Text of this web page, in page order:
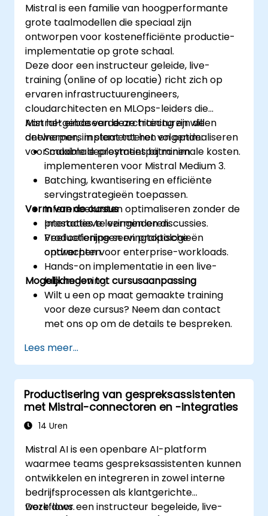
Mistral is een familie van hoogperformante
grote taalmodellen die speciaal zijn
ontworpen voor kostenefficiënte productie-
implementatie op grote schaal.
Deze door een instructeur geleide, live-
training (online of op locatie) richt zich op
ervaren infrastructuurengineers,
cloudarchitecten en MLOps-leiders die
Mistral-gebaseerde architecturen willen
ontwerpen, implementeren en optimaliseren
voor maximale prestaties bij minimale kosten.
Aan het einde van deze training zijn de
deelnemers in staat tot het volgende:
Scalable deploymentpatronen
implementeren voor Mistral Medium 3.
Batching, kwantisering en efficiënte
servingstrategieën toepassen.
Inferencekosten optimaliseren zonder de
prestaties te verminderen.
Productierijpe servingtopologieën
ontwerpen voor enterprise-workloads.
Vorm van de cursus
Interactieve lezingen en discussies.
Veel oefeningen en praktische
opdrachten.
Hands-on implementatie in een live-
labomgeving.
Mogelijkheden tot cursusaanpassing
Wilt u een op maat gemaakte training
voor deze cursus? Neem dan contact
met ons op om de details te bespreken.
Lees meer...
Productisering van gespreksassistenten
met Mistral-connectoren en -integraties
14 Uren
Mistral AI is een openbare AI-platform
waarmee teams gespreksassistenten kunnen
ontwikkelen en integreren in zowel interne
bedrijfsprocessen als klantgerichte
workflows.
Deze door een instructeur begeleide, live-